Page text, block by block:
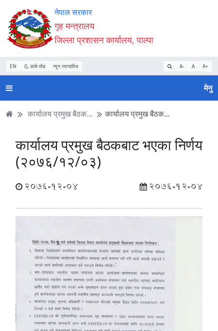
Accessibility
Mode
सुरु
गर्नुहोस्
सामाग्री
पढ्नुहाेस्
नेभिगेसन
पढ्नुहाेस्
वेबसाइट
खोजमा
जानुहोस्
नेपाल सरकार
गृह मन्त्रालय
जिल्ला प्रशासन कार्यालय, पाल्पा
EN डार्क मोड न्यून व्यान्डविथ A- A A+
मेनु
कार्यालय प्रमुख बैठक... कार्यालय प्रमुख बैठक...
कार्यालय प्रमुख बैठकबाट भएका निर्णय
(२०७६/१२/०३)
2076-12-04 2076-12-04